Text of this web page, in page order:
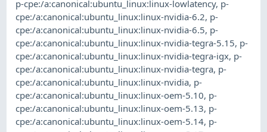
p-cpe:/a:canonical:ubuntu_linux:linux-lowlatency, p-
cpe:/a:canonical:ubuntu_linux:linux-nvidia-6.2, p-
cpe:/a:canonical:ubuntu_linux:linux-nvidia-6.5, p-
cpe:/a:canonical:ubuntu_linux:linux-nvidia-tegra-5.15, p-
cpe:/a:canonical:ubuntu_linux:linux-nvidia-tegra-igx, p-
cpe:/a:canonical:ubuntu_linux:linux-nvidia-tegra, p-
cpe:/a:canonical:ubuntu_linux:linux-nvidia, p-
cpe:/a:canonical:ubuntu_linux:linux-oem-5.10, p-
cpe:/a:canonical:ubuntu_linux:linux-oem-5.13, p-
cpe:/a:canonical:ubuntu_linux:linux-oem-5.14, p-